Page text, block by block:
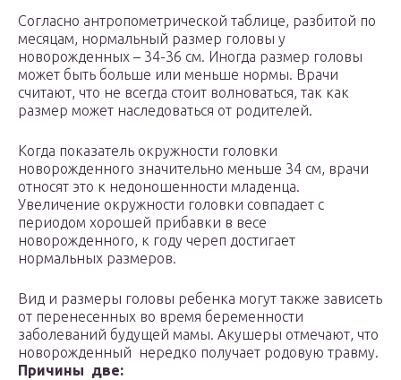
Согласно антропометрической таблице, разбитой по
месяцам, нормальный размер головы у
новорожденных – 34-36 см. Иногда размер головы
может быть больше или меньше нормы. Врачи
считают, что не всегда стоит волноваться, так как
размер может наследоваться от родителей.
Когда показатель окружности головки
новорожденного значительно меньше 34 см, врачи
относят это к недоношенности младенца.
Увеличение окружности головки совпадает с
периодом хорошей прибавки в весе
новорожденного, к году череп достигает
нормальных размеров.
Вид и размеры головы ребенка могут также зависеть
от перенесенных во время беременности
заболеваний будущей мамы. Акушеры отмечают, что
новорожденный нередко получает родовую травму.
Причины две: